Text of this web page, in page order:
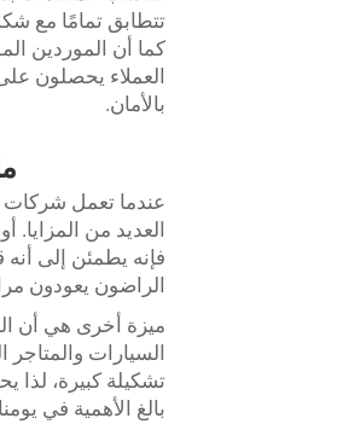
تتطابق تمامًا مع
كما أن الموردين
العملاء يحصلون
بالأمان.
عندما تعمل شركات
العديد من
فإنه يطمئن إلى
الراضون يعودون
ميزة أخرى هي أن
السيارات
تشكيلة كبيرة،
بالغ الأهمية في